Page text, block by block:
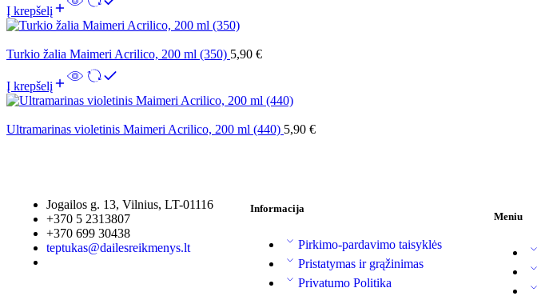
Į krepšelį
Turkio žalia Maimeri Acrilico, 200 ml (350) 5,90 €
Į krepšelį
Ultramarinas violetinis Maimeri Acrilico, 200 ml (440) 5,90 €
Jogailos g. 13, Vilnius, LT-01116
+370 5 2313807
+370 699 30438
teptukas@dailesreikmenys.lt
Informacija
Pirkimo-pardavimo taisyklės
Pristatymas ir grąžinimas
Privatumo Politika
Meniu